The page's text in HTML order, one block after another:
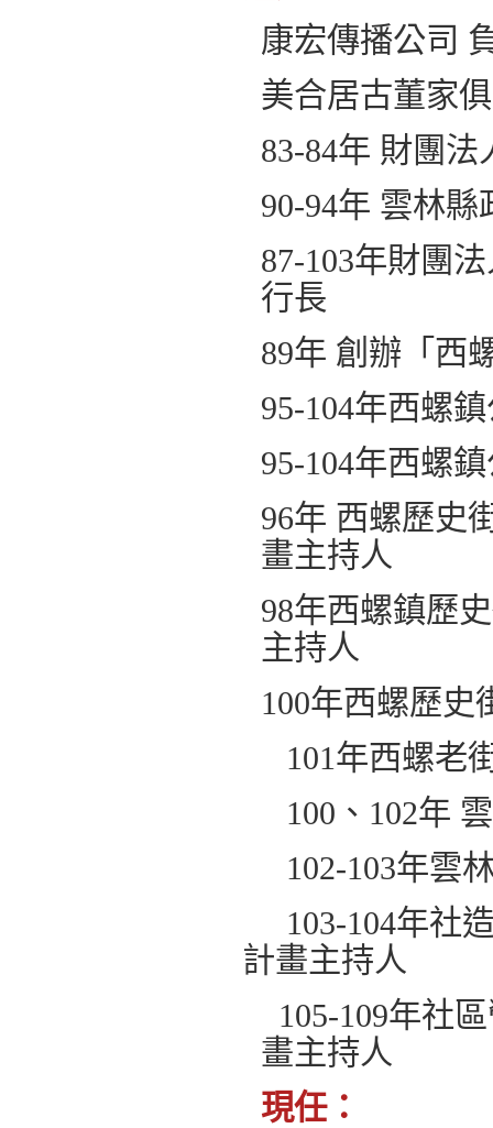
康宏傳播公司
美合居古董家
83-84年 財團
90-94年 雲林
87-103年財團
行長
89年 創辦「西
95-104年西螺
95-104年西螺
96年 西螺歷史
畫主持人
98年西螺鎮歷
主持人
100年西螺歷史
101年西螺老
100、102年
102-103年雲
103-104年社
計畫主持人
105-109年社
畫主持人
現任：